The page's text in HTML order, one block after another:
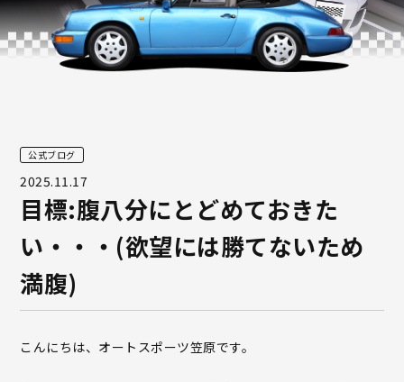
公式ブログ
2025.11.17
目標:腹八分にとどめておきた
い・・・(欲望には勝てないため
満腹)
こんにちは、オートスポーツ笠原です。